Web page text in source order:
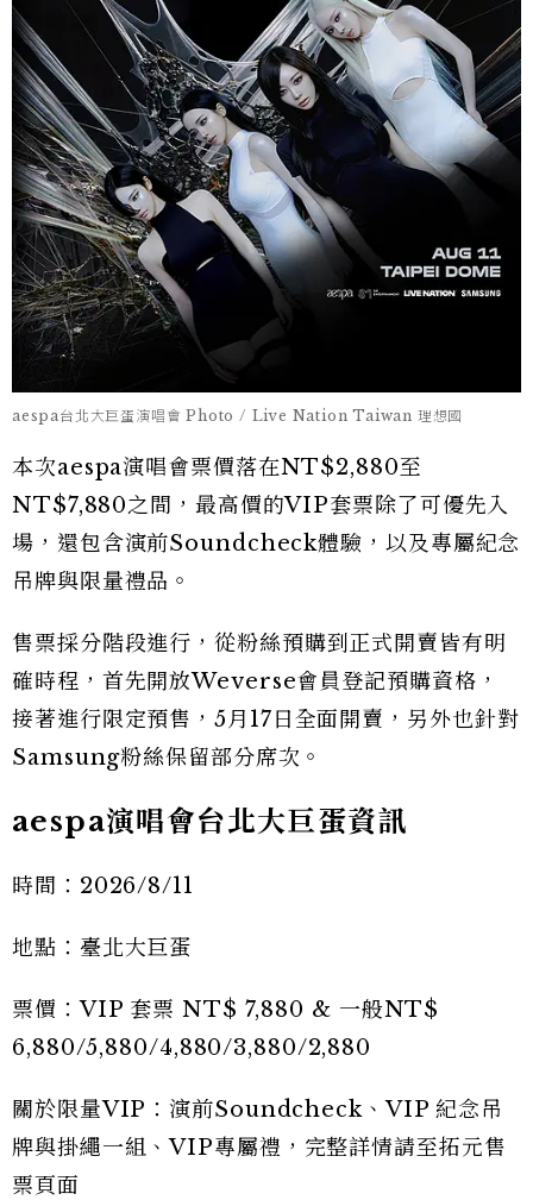
aespa台北大巨蛋演唱會 Photo / Live Nation Taiwan 理想國
本次aespa演唱會票價落在NT$2,880至
NT$7,880之間，最高價的VIP套票除了可優先入
場，還包含演前Soundcheck體驗，以及專屬紀念
吊牌與限量禮品。
售票採分階段進行，從粉絲預購到正式開賣皆有明
確時程，首先開放Weverse會員登記預購資格，
接著進行限定預售，5月17日全面開賣，另外也針對
Samsung粉絲保留部分席次。
aespa演唱會台北大巨蛋資訊
時間：2026/8/11
地點：臺北大巨蛋
票價：VIP 套票 NT$ 7,880 & 一般NT$
6,880/5,880/4,880/3,880/2,880
關於限量VIP：演前Soundcheck、VIP 紀念吊
牌與掛繩一組、VIP專屬禮，完整詳情請至拓元售
票頁面